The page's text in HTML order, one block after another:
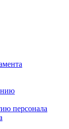
персонала